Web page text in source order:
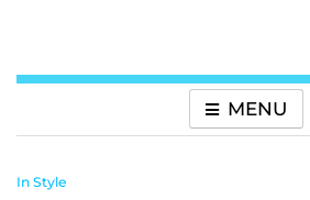
MENU
In Style